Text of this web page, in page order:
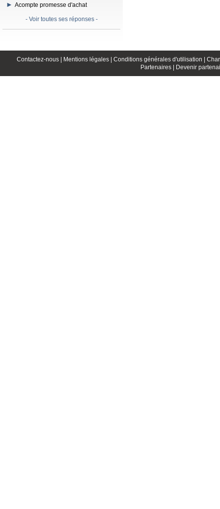
Acompte promesse d'achat
- Voir toutes ses réponses -
Contactez-nous | Mentions légales | Conditions générales d'utilisation |
Partenaires |
Devenir